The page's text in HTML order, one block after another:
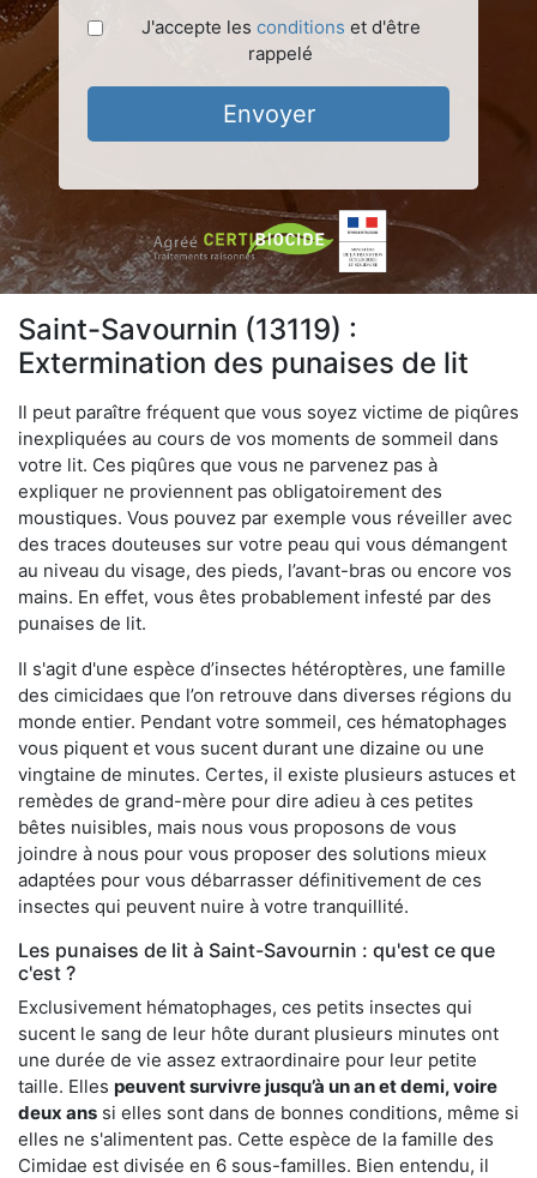
J'accepte les conditions et d'être
rappelé
Envoyer
Saint-Savournin (13119) :
Extermination des punaises de lit
Il peut paraître fréquent que vous soyez victime de piqûres
inexpliquées au cours de vos moments de sommeil dans
votre lit. Ces piqûres que vous ne parvenez pas à
expliquer ne proviennent pas obligatoirement des
moustiques. Vous pouvez par exemple vous réveiller avec
des traces douteuses sur votre peau qui vous démangent
au niveau du visage, des pieds, l’avant-bras ou encore vos
mains. En effet, vous êtes probablement infesté par des
punaises de lit.
Il s'agit d'une espèce d’insectes hétéroptères, une famille
des cimicidaes que l’on retrouve dans diverses régions du
monde entier. Pendant votre sommeil, ces hématophages
vous piquent et vous sucent durant une dizaine ou une
vingtaine de minutes. Certes, il existe plusieurs astuces et
remèdes de grand-mère pour dire adieu à ces petites
bêtes nuisibles, mais nous vous proposons de vous
joindre à nous pour vous proposer des solutions mieux
adaptées pour vous débarrasser définitivement de ces
insectes qui peuvent nuire à votre tranquillité.
Les punaises de lit à Saint-Savournin : qu'est ce que
c'est ?
Exclusivement hématophages, ces petits insectes qui
sucent le sang de leur hôte durant plusieurs minutes ont
une durée de vie assez extraordinaire pour leur petite
taille. Elles peuvent survivre jusqu’à un an et demi, voire
deux ans si elles sont dans de bonnes conditions, même si
elles ne s'alimentent pas. Cette espèce de la famille des
Cimidae est divisée en 6 sous-familles. Bien entendu, il